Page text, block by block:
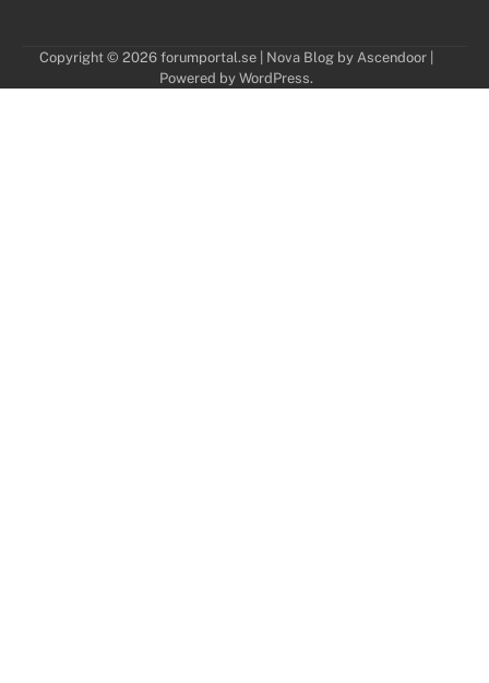
Copyright © 2026 forumportal.se| Nova Blog by Ascendoor|
Powered by WordPress.